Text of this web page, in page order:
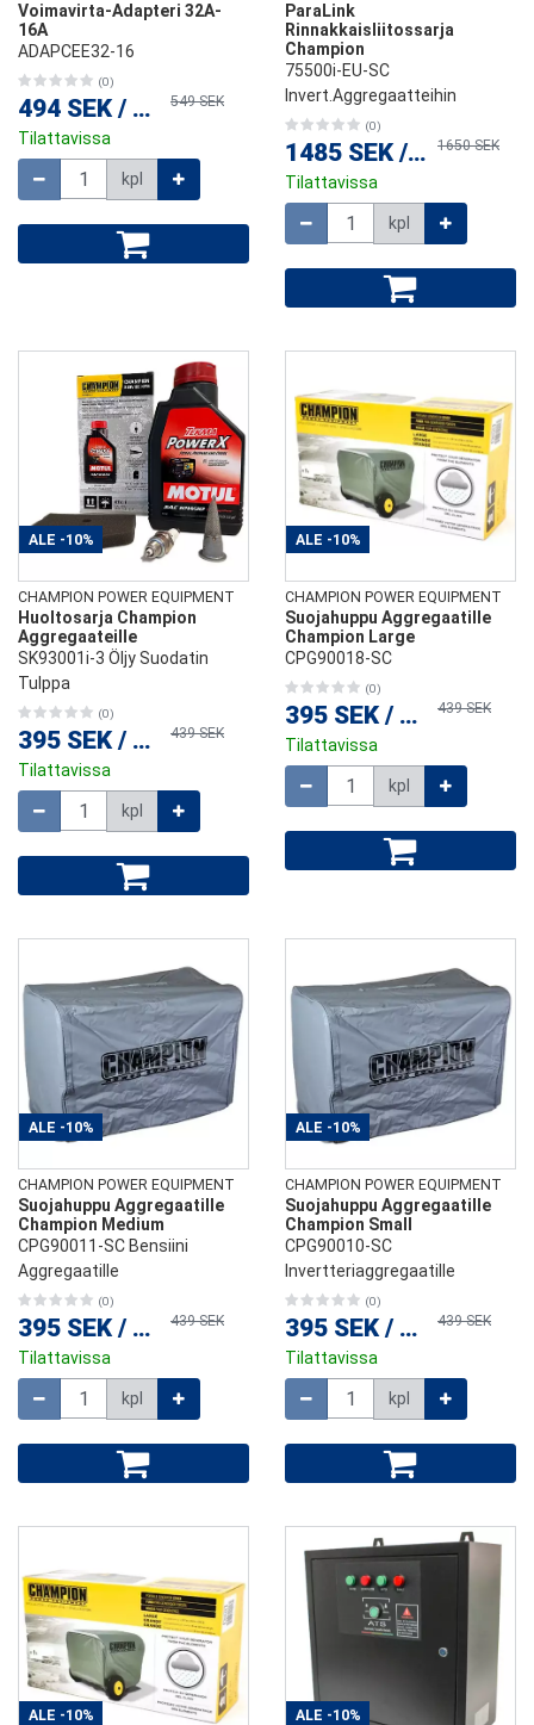
Voimavirta-Adapteri 32A-
16A
ADAPCEE32-16
(0)
494 SEK / kpl 549 SEK
Tilattavissa
kpl
ParaLink
Rinnakkaisliitossarja
Champion
75500i-EU-SC
Invert.Aggregaatteihin
(0)
1485 SEK / kpl1650 SEK
Tilattavissa
kpl
ALE -10%
CHAMPION POWER EQUIPMENT
Huoltosarja Champion
Aggregaateille
SK93001i-3 Öljy Suodatin
Tulppa
(0)
395 SEK / kpl 439 SEK
Tilattavissa
kpl
ALE -10%
CHAMPION POWER EQUIPMENT
Suojahuppu Aggregaatille
Champion Large
CPG90018-SC
(0)
395 SEK / kpl 439 SEK
Tilattavissa
kpl
ALE -10%
CHAMPION POWER EQUIPMENT
Suojahuppu Aggregaatille
Champion Medium
CPG90011-SC Bensiini
Aggregaatille
(0)
395 SEK / kpl 439 SEK
Tilattavissa
kpl
ALE -10%
CHAMPION POWER EQUIPMENT
Suojahuppu Aggregaatille
Champion Small
CPG90010-SC
Invertteriaggregaatille
(0)
395 SEK / kpl 439 SEK
Tilattavissa
kpl
ALE -10% ALE -10%